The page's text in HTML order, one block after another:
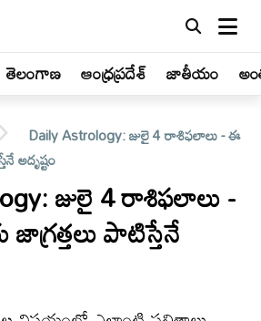
తెలంగాణ ఆంధ్రప్రదేశ్ జాతీయం
Daily Astrology: జులై 4 రాశిఫలాలు - ఈ
అదృష్టం
జులై 4 రాశిఫలాలు -
పాటిస్తేనే